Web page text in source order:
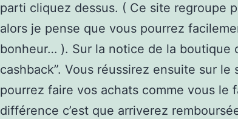
parti cliquez dessus. ( Ce site regroupe
alors je pense que vous pourrez
bonheur… ). Sur la notice de la boutique
cashback”. Vous réussirez ensuite sur le
pourrez faire vos achats comme vous le
différence c’est que arriverez